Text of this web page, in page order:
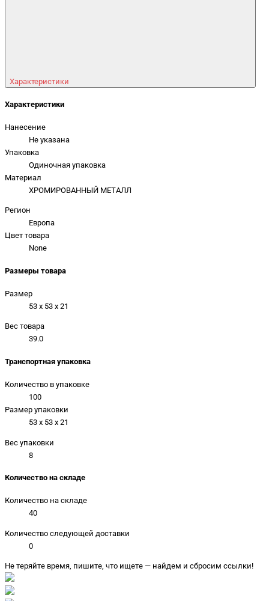
Характеристики
Характеристики
Нанесение
Не указана
Упаковка
Одиночная упаковка
Материал
ХРОМИРОВАННЫЙ МЕТАЛЛ
Регион
Европа
Цвет товара
None
Размеры товара
Размер
53 x 53 x 21
Вес товара
39.0
Транспортная упаковка
Количество в упаковке
100
Размер упаковки
53 x 53 x 21
Вес упаковки
8
Количество на складе
Количество на складе
40
Количество следующей доставки
0
Не теряйте время, пишите, что ищете — найдем и сбросим ссылки!